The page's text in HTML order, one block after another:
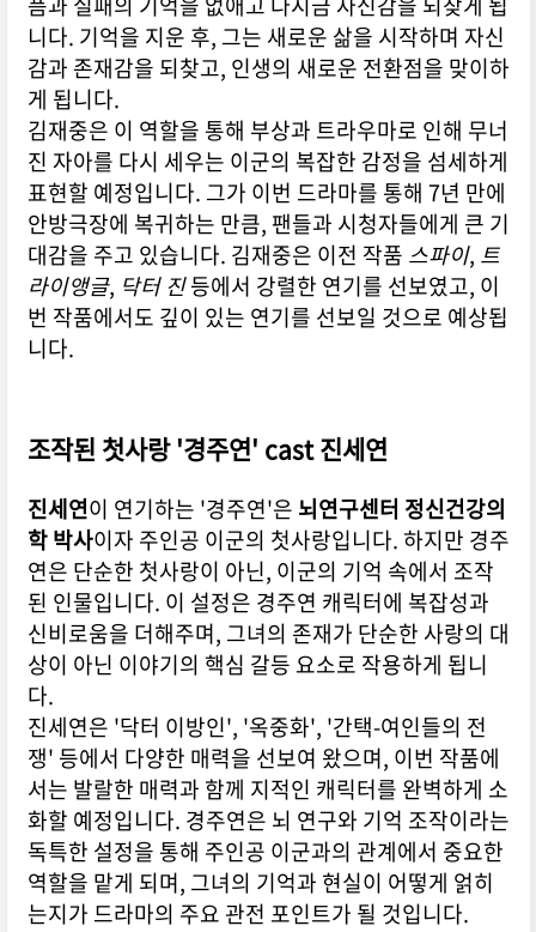
니다. 기억을 지운 후, 그는 새로운 삶을 시작하며 자신
감과 존재감을 되찾고, 인생의 새로운 전환점을 맞이하
게 됩니다.
김재중은 이 역할을 통해 부상과 트라우마로 인해 무너
진 자아를 다시 세우는 이군의 복잡한 감정을 섬세하게
표현할 예정입니다. 그가 이번 드라마를 통해 7년 만에
안방극장에 복귀하는 만큼, 팬들과 시청자들에게 큰 기
대감을 주고 있습니다. 김재중은 이전 작품 스파이, 트
라이앵글, 닥터 진등에서 강렬한 연기를 선보였고, 이
번 작품에서도 깊이 있는 연기를 선보일 것으로 예상됩
니다.
조작된 첫사랑 '경주연' cast 진세연
진세연이 연기하는 '경주연'은 뇌연구센터 정신건강의
학 박사이자 주인공 이군의 첫사랑입니다. 하지만 경주
연은 단순한 첫사랑이 아닌, 이군의 기억 속에서 조작
된 인물입니다. 이 설정은 경주연 캐릭터에 복잡성과
신비로움을 더해주며, 그녀의 존재가 단순한 사랑의 대
상이 아닌 이야기의 핵심 갈등 요소로 작용하게 됩니
다.
진세연은 '닥터 이방인', '옥중화', '간택-여인들의 전
쟁' 등에서 다양한 매력을 선보여 왔으며, 이번 작품에
서는 발랄한 매력과 함께 지적인 캐릭터를 완벽하게 소
화할 예정입니다. 경주연은 뇌 연구와 기억 조작이라는
독특한 설정을 통해 주인공 이군과의 관계에서 중요한
역할을 맡게 되며, 그녀의 기억과 현실이 어떻게 얽히
는지가 드라마의 주요 관전 포인트가 될 것입니다.